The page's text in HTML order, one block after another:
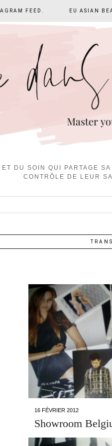
DU SOIN QUI PARTAGE
CONTRÔLE DE LEUR
FEED. EU ASIAN
16 FÉVRIER 2012
Showroom